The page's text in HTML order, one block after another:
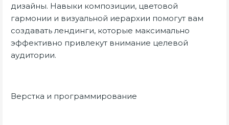
дизайны. Навыки композиции, цветовой
гармонии и визуальной иерархии помогут вам
создавать лендинги, которые максимально
эффективно привлекут внимание целевой
аудитории.
Верстка и программирование